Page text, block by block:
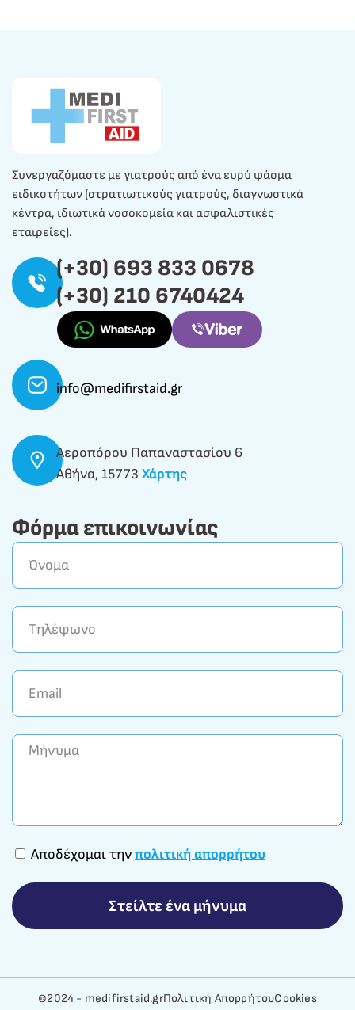
Συνεργαζόμαστε με γιατρούς από ένα ευρύ φάσμα
ειδικοτήτων (στρατιωτικούς γιατρούς, διαγνωστικά
κέντρα, ιδιωτικά νοσοκομεία και ασφαλιστικές
εταιρείες).
(+30) 693 833 0678
(+30) 210 6740424
info@medifirstaid.gr
Αεροπόρου Παπαναστασίου 6
Αθήνα, 15773 Χάρτης
Φόρμα επικοινωνίας
Αποδέχομαι τηνπολιτική απορρήτου
Στείλτε ένα μήνυμα
©2024 - medifirstaid.grΠολιτική ΑπορρήτουCookies